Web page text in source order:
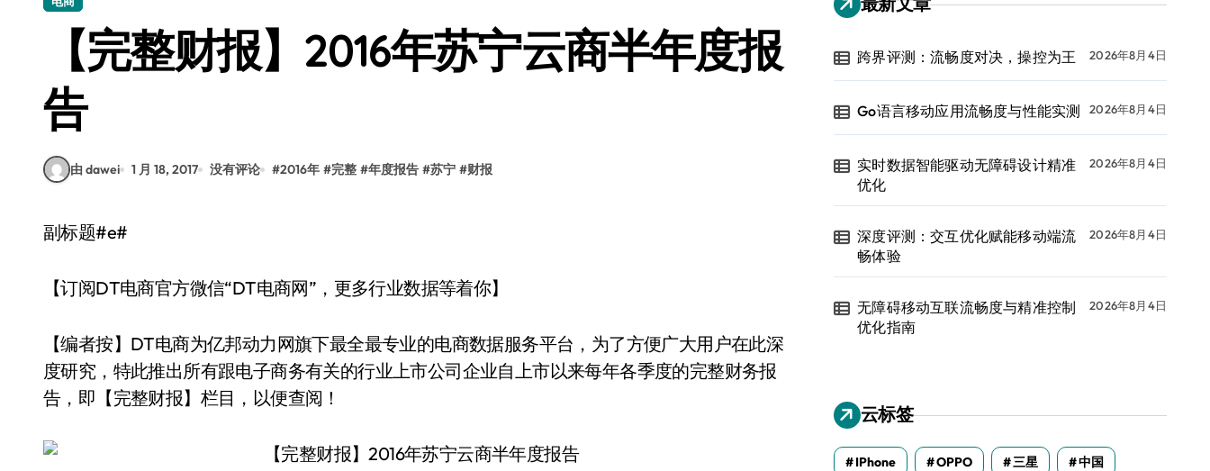
【完整财报】2016年苏宁云商半年度报
告
由 dawei 1 月 18, 2017 没有评论 #2016年 #完整 #年度报告 #苏宁 #财报
副标题#e#
【订阅DT电商官方微信“DT电商网”，更多行业数据等着你】
【编者按】DT电商为亿邦动力网旗下最全最专业的电商数据服务平台，为了方便广大用户在此深
度研究，特此推出所有跟电子商务有关的行业上市公司企业自上市以来每年各季度的完整财务报
告，即【完整财报】栏目，以便查阅！
跨界评测：流畅度对决，操控为王 2026年8月4日
Go语言移动应用流畅度与性能实测 2026年8月4日
实时数据智能驱动无障碍设计精准
优化
2026年8月4日
深度评测：交互优化赋能移动端流
畅体验
2026年8月4日
无障碍移动互联流畅度与精准控制
优化指南
2026年8月4日
云标签
IPhone OPPO 三星 中国